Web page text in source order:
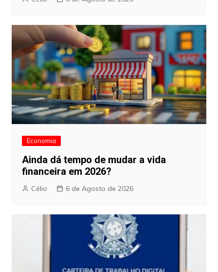
Economia
Ainda dá tempo de mudar a vida
financeira em 2026?
Célio 6 de Agosto de 2026